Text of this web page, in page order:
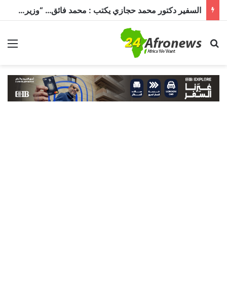
السفير دكتور محمد حجازي يكتب : محمد فائق… “وزير إفريقيا” الذي حمل رسالة القاهرة إلى القارة السمراء
بحث عن